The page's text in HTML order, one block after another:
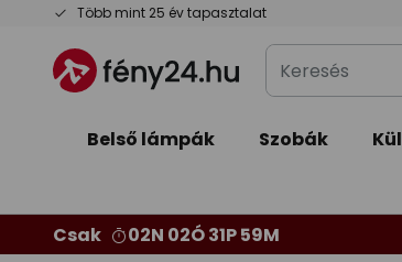
Több mint 25 év tapasztalat
Ugrás
tartalomhoz
Keresés
Belső lámpák Szobák
Csak
02N 02Ó 31P 57M